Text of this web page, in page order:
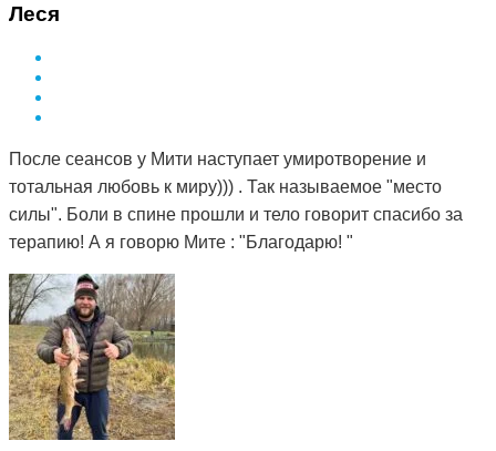
Леся
После сеансов у Мити наступает умиротворение и
тотальная любовь к миру))) . Так называемое "место
силы". Боли в спине прошли и тело говорит спасибо за
терапию! А я говорю Мите : "Благодарю! "